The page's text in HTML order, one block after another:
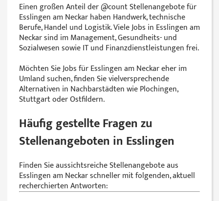
Einen großen Anteil der @‌count Stellenangebote für
Esslingen am Neckar haben Handwerk, technische
Berufe, Handel und Logistik. Viele Jobs in Esslingen am
Neckar sind im Management, Gesundheits- und
Sozialwesen sowie IT und Finanzdienstleistungen frei.
Möchten Sie Jobs für Esslingen am Neckar eher im
Umland suchen, finden Sie vielversprechende
Alternativen in Nachbarstädten wie Plochingen,
Stuttgart oder Ostfildern.
Häufig gestellte Fragen zu
Stellenangeboten in Esslingen
Finden Sie aussichtsreiche Stellenangebote aus
Esslingen am Neckar schneller mit folgenden, aktuell
recherchierten Antworten: